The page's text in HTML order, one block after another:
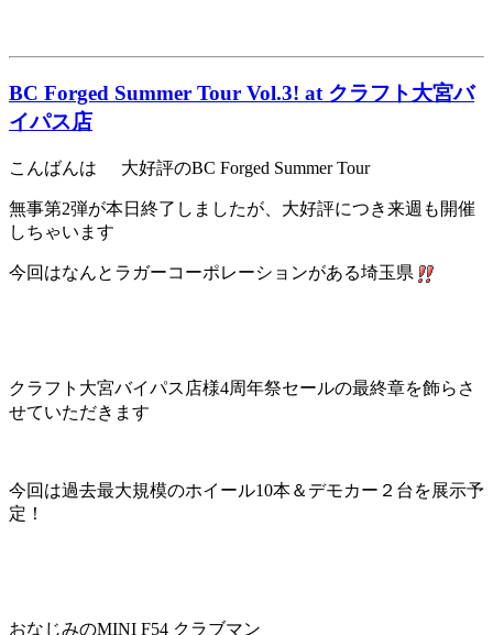
BC Forged Summer Tour Vol.3! at クラフト大宮バ
イパス店
こんばんは 大好評のBC Forged Summer Tour
無事第2弾が本日終了しましたが、大好評につき来週も開催
しちゃいます
今回はなんとラガーコーポレーションがある埼玉県
クラフト大宮バイパス店様4周年祭セールの最終章を飾らさ
せていただきます
今回は過去最大規模のホイール10本＆デモカー２台を展示予
定！
おなじみのMINI F54 クラブマン